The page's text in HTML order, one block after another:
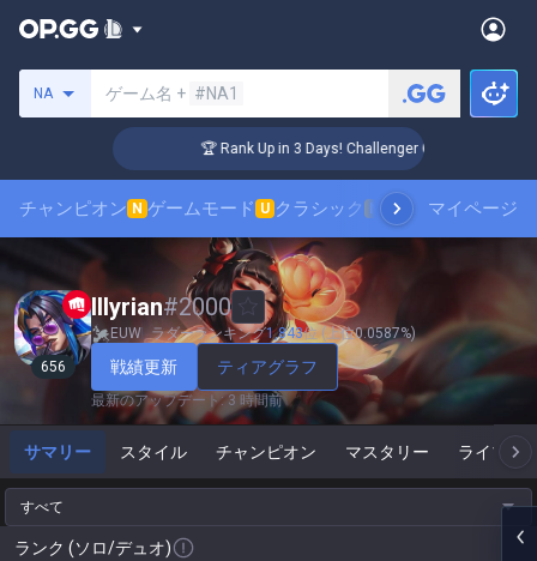
NA ゲーム名 + #NA1
🏆 Rank Up in 3 Days! Challenger Coaching
チャンピオン N ゲームモード U クラシック N スキンランキング
マイページ
656
Illyrian#2000
EUW ラダーランキング1,843位 (上位0.0587%)
戦績更新 ティアグラフ
最新のアップデート: 3 時間前
サマリー スタイル チャンピオン マスタリー ライブゲ
すべて
ランク (ソロ/デュオ)